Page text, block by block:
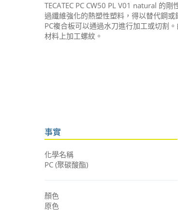
TECATEC PC CW50 PL V01 natural 的
過纖維強化的熱塑性塑料，得以替代鋼
PC複合板可以通過水刀進行加工或切割
材料上加工螺紋。
事實
化學名稱
PC (聚碳酸酯)
顏色
原色